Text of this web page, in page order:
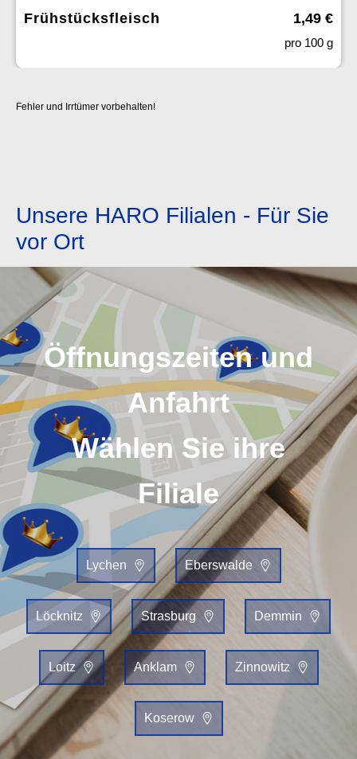
Frühstücksfleisch 1,49 €
pro 100 g
Fehler und Irrtümer vorbehalten!
Unsere HARO Filialen - Für Sie
vor Ort
Öffnungszeiten und
Anfahrt
Wählen Sie ihre
Filiale
Lychen Eberswalde
Löcknitz Strasburg Demmin
Loitz Anklam Zinnowitz
Koserow